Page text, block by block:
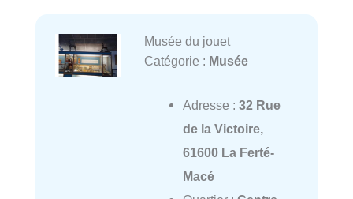
Musée du jouet
Catégorie : Musée
Adresse : 32 Rue
de la Victoire,
61600 La Ferté-
Macé